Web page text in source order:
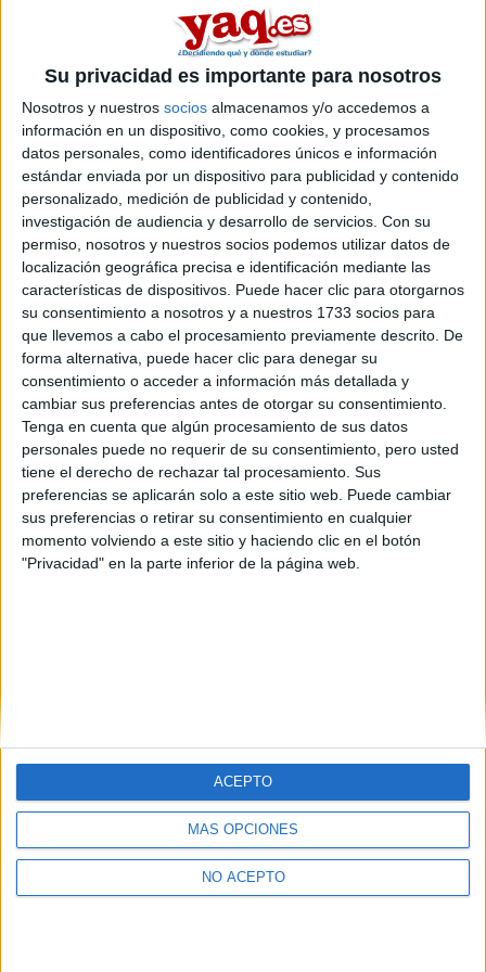
Su privacidad es importante para nosotros
Nosotros y nuestros socios almacenamos y/o accedemos a
información en un dispositivo, como cookies, y procesamos
datos personales, como identificadores únicos e información
estándar enviada por un dispositivo para publicidad y contenido
personalizado, medición de publicidad y contenido,
investigación de audiencia y desarrollo de servicios. Con su
permiso, nosotros y nuestros socios podemos utilizar datos de
localización geográfica precisa e identificación mediante las
características de dispositivos. Puede hacer clic para otorgarnos
su consentimiento a nosotros y a nuestros 1733 socios para
que llevemos a cabo el procesamiento previamente descrito. De
forma alternativa, puede hacer clic para denegar su
consentimiento o acceder a información más detallada y
cambiar sus preferencias antes de otorgar su consentimiento.
Tenga en cuenta que algún procesamiento de sus datos
personales puede no requerir de su consentimiento, pero usted
tiene el derecho de rechazar tal procesamiento. Sus
preferencias se aplicarán solo a este sitio web. Puede cambiar
sus preferencias o retirar su consentimiento en cualquier
momento volviendo a este sitio y haciendo clic en el botón
"Privacidad" en la parte inferior de la página web.
MÁS OPCIONES
NO ACEPTO
ACEPTO
Estás pensando estudiar inglés? En este vídeo te damos las
claves para que conozcas en profundidad los distintos niveles
que existen para certificar tu nivel de inglés y en qué consiste...
Ver programación por canales
Carreras
Selectividad
Universidades
Vida universitaria
Quiénes somos|Contactar|Anúnciate
Politica de privacidad|Condiciones generales
de cookies
Compás Mediterráneo S.L.
Madrid [ESPAÑA] - Tel. +34 91 593 2767